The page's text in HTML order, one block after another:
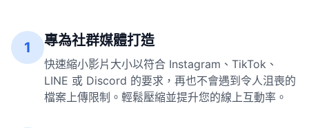
1 專為社群媒體打造
快速縮小影片大小以符合 Instagram、TikTok、
LINE 或 Discord 的要求，再也不會遇到令人沮喪的
檔案上傳限制。輕鬆壓縮並提升您的線上互動率。